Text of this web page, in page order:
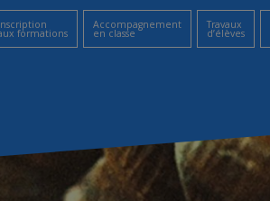
formations
Accompagnement
en classe
Travaux
d’élèves